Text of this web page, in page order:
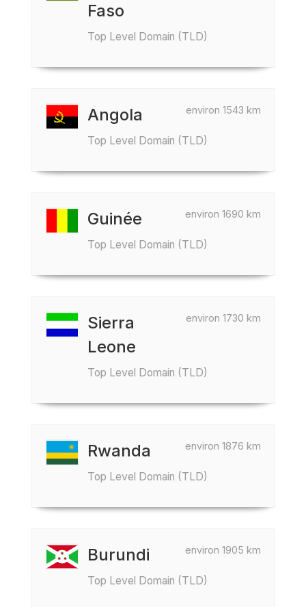
Faso
Top Level Domain (TLD)
environ 1543 km
Angola
Top Level Domain (TLD)
environ 1690 km
Guinée
Top Level Domain (TLD)
environ 1730 km
Sierra
Leone
Top Level Domain (TLD)
environ 1876 km
Rwanda
Top Level Domain (TLD)
environ 1905 km
Burundi
Top Level Domain (TLD)